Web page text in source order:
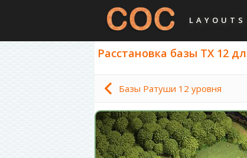
LAYOUTS
Расстановка базы ТХ 12
Базы Ратуши 12 уровня